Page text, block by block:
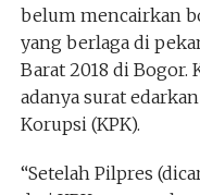
belum mencairkan
yang berlaga di
Barat 2018 di Bogor.
adanya surat
Korupsi (KPK).
“Setelah Pilpres